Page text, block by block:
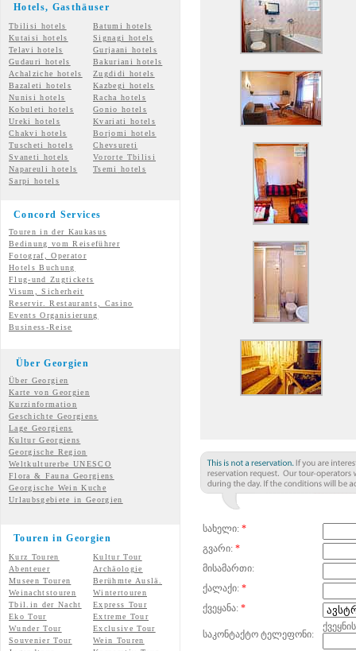
Hotels, Gasthäuser
Tbilisi hotels
Batumi hotels
Kutaisi hotels
Signagi hotels
Telavi hotels
Gurjaani hotels
Gudauri hotels
Bakuriani hotels
Achalziche hotels
Zugdidi hotels
Bazaleti hotels
Kazbegi hotels
Nunisi hotels
Racha hotels
Kobuleti hotels
Gonio hotels
Ureki hotels
Kvariati hotels
Chakvi hotels
Borjomi hotels
Tuscheti hotels
Chevsureti
Svaneti hotels
Vororte Tbilisi
Napareuli hotels
Tsemi
hotels
Sarpi hotels
Concord Services
Touren in der Kaukasus
Bedinung vom Reiseführer
Fotograf, Operator
Hotels Buchung
Flug-und Zugtickets
Visum, Sicherheit
Reservir. Restaurants, Casino
Events Organisierung
Business-Reise
Über Georgien
Über Georgien
Karte von Georgien
Kurzinformation
Geschichte Georgiens
Lage Georgiens
Kultur Georgiens
Georgische Region
Weltkulturerbe UNESCO
Flora & Fauna Georgiens
Georgische Wein Kuche
Urlaubsgebiete in Georgien
Touren in Georgien
Kurz Touren
Kultur Tour
Abenteuer
Archäologie
Museen Touren
Berühmte Auslä.
Weinachtstouren
Wintertouren
Tbil.in der Nacht
Express Tour
Eko Tour
Extreme Tour
Wunder Tour
Exclusive Tour
Souvenier Tour
Wein Touren
სახელი: *
გვარი: *
მისამართი:
ქალაქი: *
ქვეყანა: *
საკონტაქტო ტელეფონი: